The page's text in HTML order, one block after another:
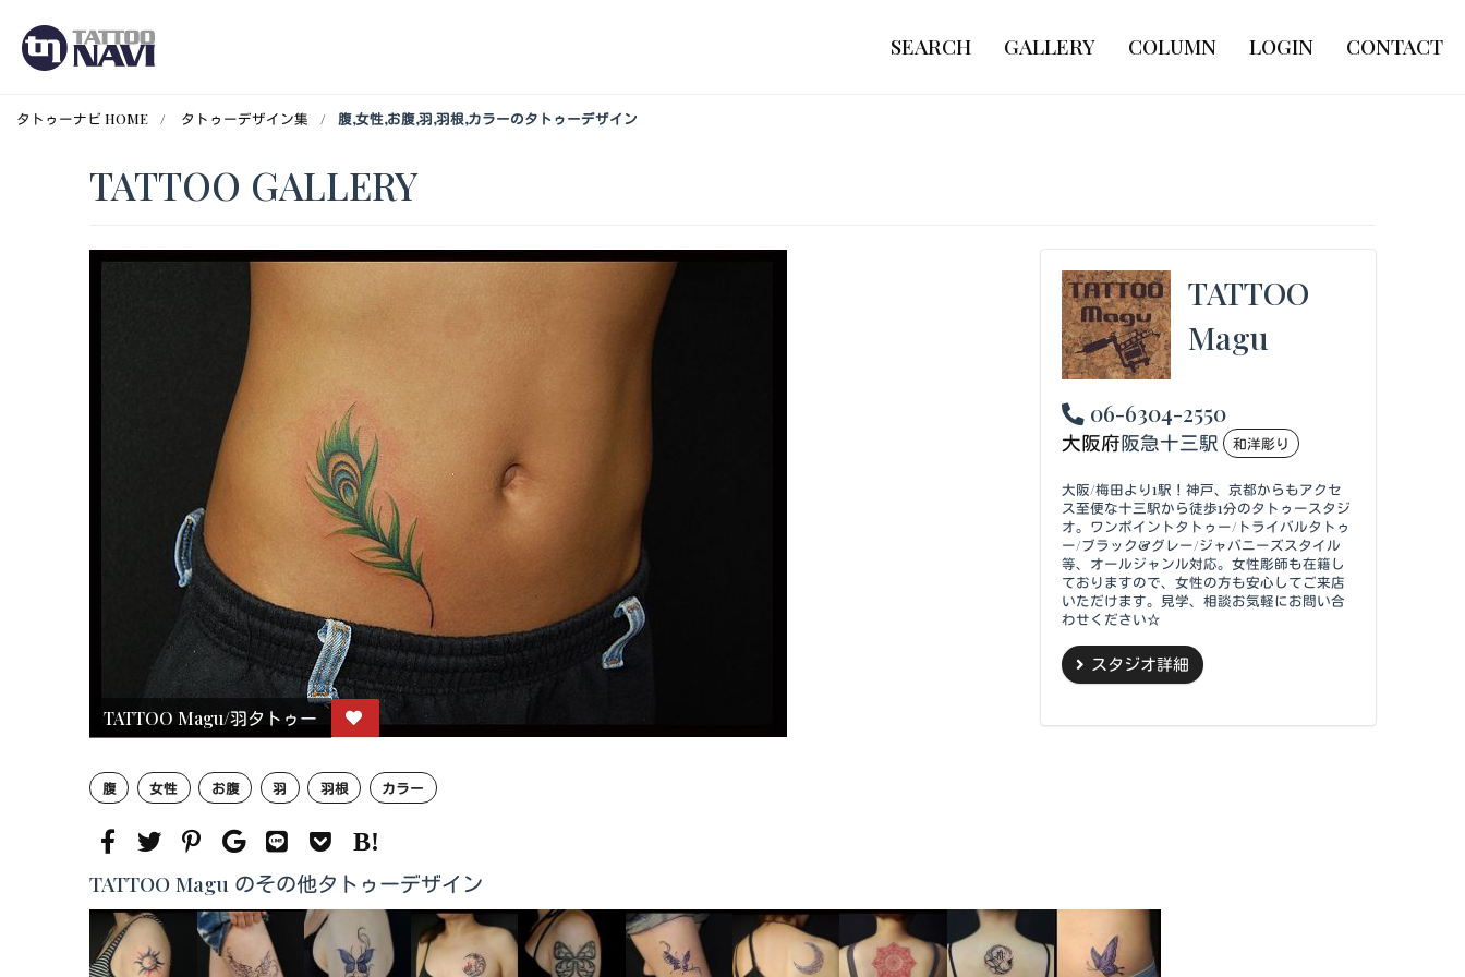
SEARCH GALLERY COLUMN LOGIN CONTACT
タトゥーナビ HOME タトゥーデザイン集 腹,女性,お腹,羽,羽根,カラーのタトゥーデザイン
TATTOO GALLERY
TATTOO
Magu
06-6304-2550
大阪府阪急十三駅 和洋彫り
大阪/梅田より1駅！神戸、京都からもアクセ
ス至便な十三駅から徒歩1分のタトゥースタジ
オ。ワンポイントタトゥー/トライバルタトゥ
ー/ブラック&グレー/ジャバニーズスタイル
等、オールジャンル対応。女性彫師も在籍し
ておりますので、女性の方も安心してご来店
いただけます。見学、相談お気軽にお問い合
わせください☆
スタジオ詳細
TATTOO Magu/羽タトゥー
腹 女性 お腹 羽 羽根 カラー
TATTOO Magu のその他タトゥーデザイン